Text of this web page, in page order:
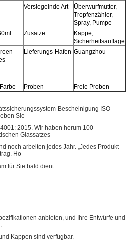
Versiegelnde Art
Überwurfmutter,
Tropfenzähler,
Spray, Pumpe
Zusätze
Kappe,
Sicherheitsauflage
Lieferungs-Hafen Guangzhou
Proben Freie Proben
Bescheinigung ISO-
Sie
2015. Wir haben herum 100
Glassatzes
noch arbeiten jedes Jahr. „Jedes Produkt
Ho
für Sie bald dient.
anbieten, und Ihre Entwürfe und
Kappen sind verfügbar.